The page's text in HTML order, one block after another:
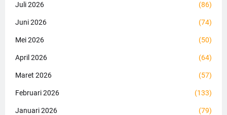
Juli 2026 (86)
Juni 2026 (74)
Mei 2026 (50)
April 2026 (64)
Maret 2026 (57)
Februari 2026 (133)
Januari 2026 (79)